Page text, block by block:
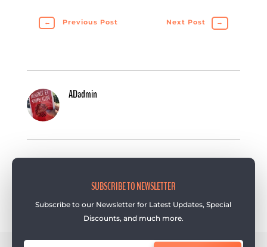
← Previous Post Next Post →
ADadmin
SUBSCRIBE TO NEWSLETTER
Subscribe to our Newsletter for Latest Updates, Special
Discounts, and much more.